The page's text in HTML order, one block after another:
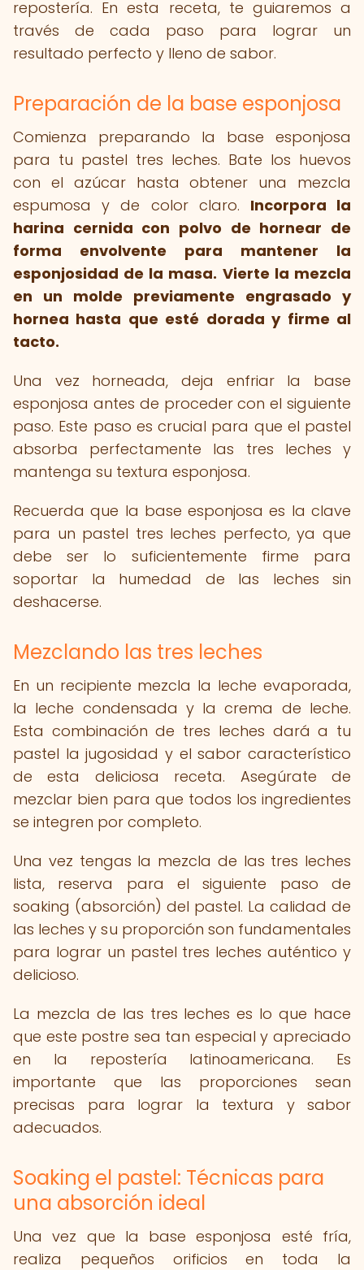
repostería. En esta receta, te guiaremos a
través de cada paso para lograr un
resultado perfecto y lleno de sabor.
Preparación de la base esponjosa
Comienza preparando la base esponjosa
para tu pastel tres leches. Bate los huevos
con el azúcar hasta obtener una mezcla
espumosa y de color claro. Incorpora la
harina cernida con polvo de hornear de
forma envolvente para mantener la
esponjosidad de la masa. Vierte la mezcla
en un molde previamente engrasado y
hornea hasta que esté dorada y firme al
tacto.
Una vez horneada, deja enfriar la base
esponjosa antes de proceder con el siguiente
paso. Este paso es crucial para que el pastel
absorba perfectamente las tres leches y
mantenga su textura esponjosa.
Recuerda que la base esponjosa es la clave
para un pastel tres leches perfecto, ya que
debe ser lo suficientemente firme para
soportar la humedad de las leches sin
deshacerse.
Mezclando las tres leches
En un recipiente mezcla la leche evaporada,
la leche condensada y la crema de leche.
Esta combinación de tres leches dará a tu
pastel la jugosidad y el sabor característico
de esta deliciosa receta. Asegúrate de
mezclar bien para que todos los ingredientes
se integren por completo.
Una vez tengas la mezcla de las tres leches
lista, reserva para el siguiente paso de
soaking (absorción) del pastel. La calidad de
las leches y su proporción son fundamentales
para lograr un pastel tres leches auténtico y
delicioso.
La mezcla de las tres leches es lo que hace
que este postre sea tan especial y apreciado
en la repostería latinoamericana. Es
importante que las proporciones sean
precisas para lograr la textura y sabor
adecuados.
Soaking el pastel: Técnicas para
una absorción ideal
Una vez que la base esponjosa esté fría,
realiza pequeños orificios en toda la